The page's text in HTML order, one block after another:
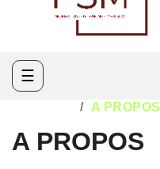
Basculer
la
navigation
☰
A PROPOS
A PROPOS